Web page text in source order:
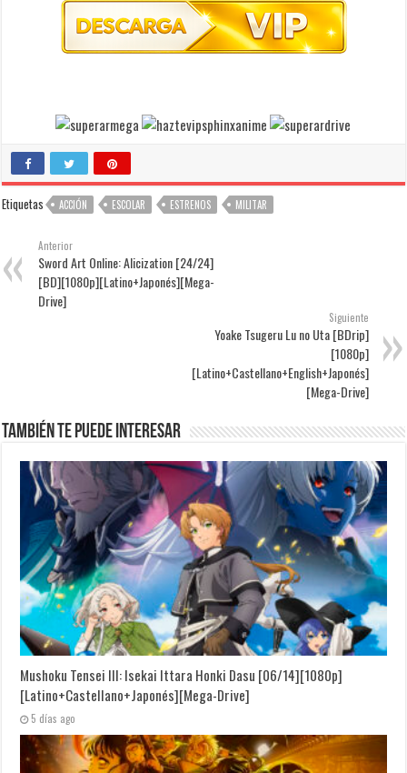
Etiquetas ACCIÓN ESCOLAR ESTRENOS MILITAR
Anterior
Sword Art Online: Alicization [24/24]
[BD][1080p][Latino+Japonés][Mega-
Drive]
Siguiente
Yoake Tsugeru Lu no Uta [BDrip]
[1080p]
[Latino+Castellano+English+Japonés]
[Mega-Drive]
También te puede interesar
Mushoku Tensei III: Isekai Ittara Honki Dasu [06/14][1080p]
[Latino+Castellano+Japonés][Mega-Drive]
5 días ago